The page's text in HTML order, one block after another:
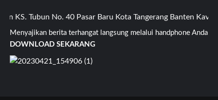
Tubun No. 40 Pasar Baru Kota Tangerang Banten Kavling
Menyajikan berita terhangat langsung melalui handphone Anda
DOWNLOAD SEKARANG